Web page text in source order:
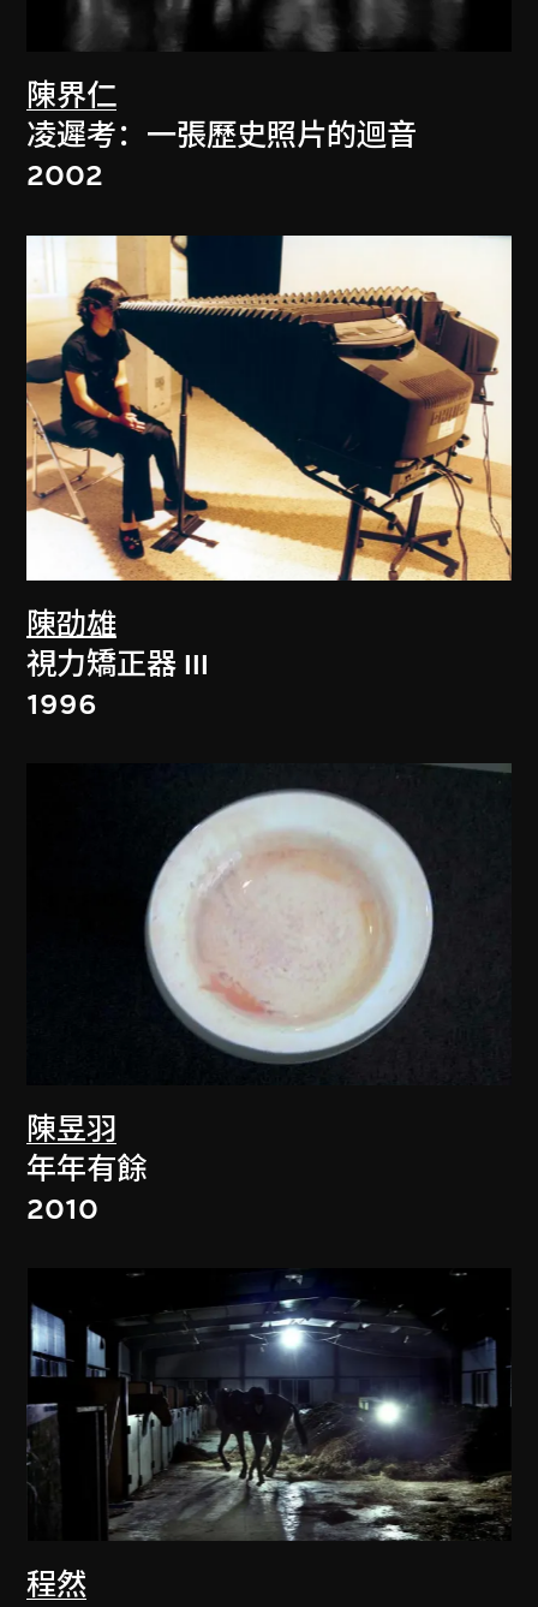
陳界仁
凌遲考：一張歷史照片的迴音
2002
陳劭雄
視力矯正器 III
1996
陳昱羽
年年有餘
2010
程然